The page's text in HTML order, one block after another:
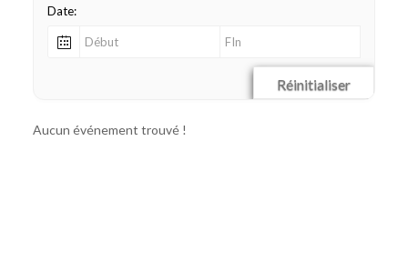
Date:
Réinitialiser
Aucun événement trouvé !